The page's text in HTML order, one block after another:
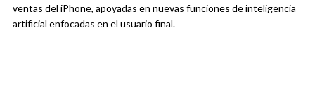
ventas del iPhone, apoyadas en nuevas funciones de inteligencia
artificial enfocadas en el usuario final.